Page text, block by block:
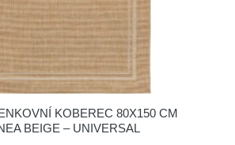
KOBEREC 80X150 CM
BEIGE – UNIVERSAL